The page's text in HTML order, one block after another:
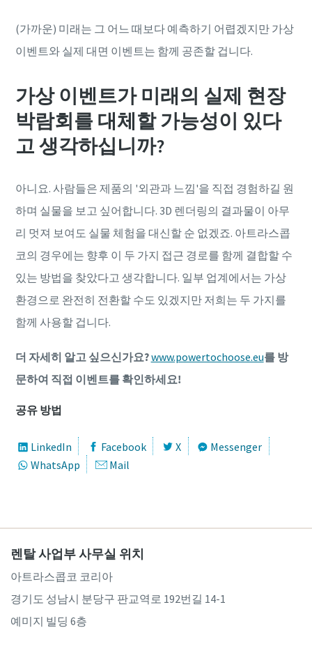
(가까운) 미래는 그 어느 때보다 예측하기 어렵겠지만 가상
이벤트와 실제 대면 이벤트는 함께 공존할 겁니다.
가상 이벤트가 미래의 실제 현장
박람회를 대체할 가능성이 있다
고 생각하십니까?
아니요. 사람들은 제품의 '외관과 느낌'을 직접 경험하길 원
하며 실물을 보고 싶어합니다. 3D 렌더링의 결과물이 아무
리 멋져 보여도 실물 체험을 대신할 순 없겠죠. 아트라스콥
코의 경우에는 향후 이 두 가지 접근 경로를 함께 결합할 수
있는 방법을 찾았다고 생각합니다. 일부 업계에서는 가상
환경으로 완전히 전환할 수도 있겠지만 저희는 두 가지를
함께 사용할 겁니다.
더 자세히 알고 싶으신가요?www.powertochoose.eu를 방
문하여 직접 이벤트를 확인하세요!
공유 방법
LinkedIn Facebook X
Messenger
WhatsApp
Mail
렌탈 사업부 사무실 위치
아트라스콥코 코리아
경기도 성남시 분당구 판교역로 192번길 14-1
예미지 빌딩 6층